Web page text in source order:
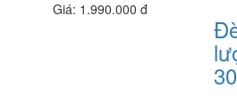
8.100.000 đ6,900,000 đ
Laptop Dell Latitude E5270 - Intel Core
Giá: 1.990.000 đ